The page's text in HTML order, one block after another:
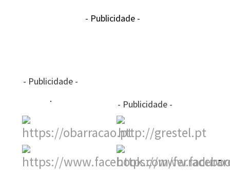
- Publicidade -
- Publicidade -
- Publicidade -
-